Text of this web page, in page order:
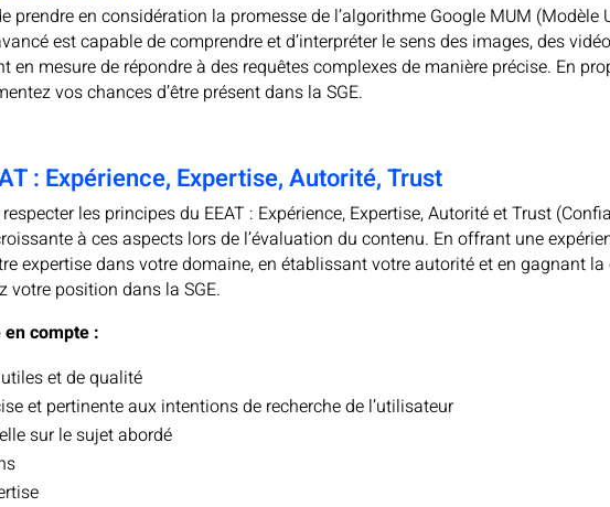
prendre en considération la promesse de l’algorithme Google MUM (Modèle
est capable de comprendre et d’interpréter le sens des images, des
en mesure de répondre à des requêtes complexes de manière précise. En
vos chances d’être présent dans la SGE.
: Expérience, Expertise, Autorité, Trust
les principes du EEAT : Expérience, Expertise, Autorité et Trust
à ces aspects lors de l’évaluation du contenu. En offrant une
expertise dans votre domaine, en établissant votre autorité et en gagnant
votre position dans la SGE.
compte :
et de qualité
et pertinente aux intentions de recherche de l’utilisateur
sur le sujet abordé